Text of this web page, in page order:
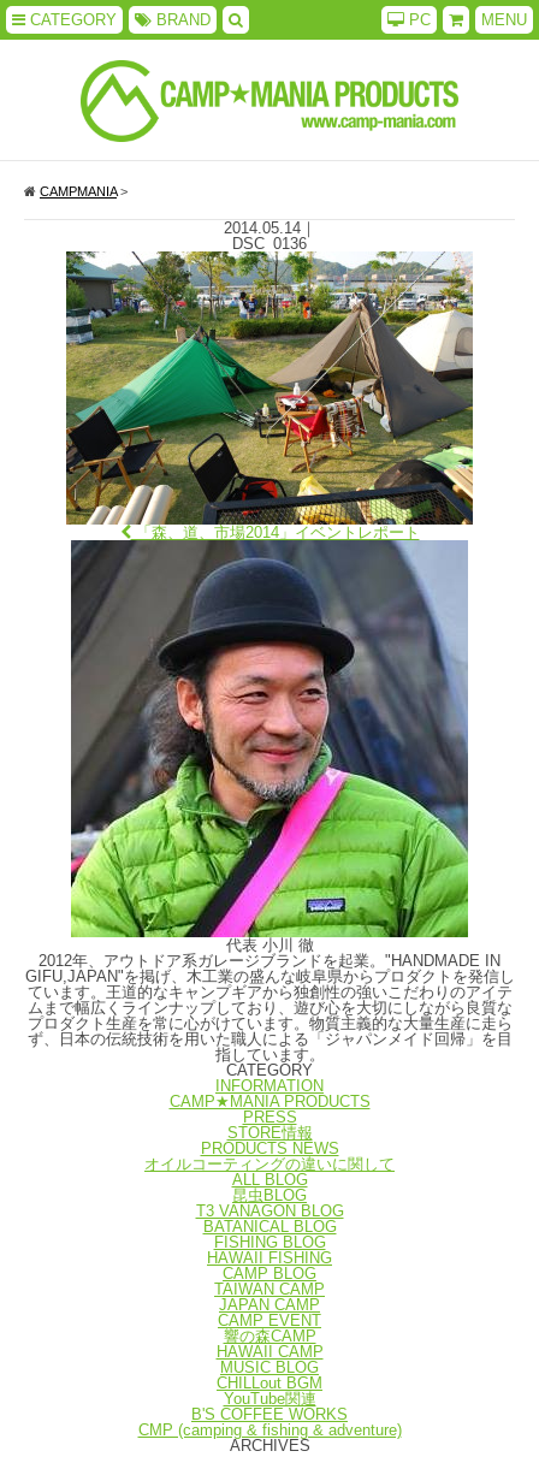
CATEGORY BRAND MENU
PC
CAMPMANIA>
2014.05.14｜
DSC_0136
「森、道、市場2014」イベントレポート
代表 小川 徹
2012年、アウトドア系ガレージブランドを起業。"HANDMADE IN
GIFU,JAPAN"を掲げ、木工業の盛んな岐阜県からプロダクトを発信し
ています。王道的なキャンプギアから独創性の強いこだわりのアイテ
ムまで幅広くラインナップしており、遊び心を大切にしながら良質な
プロダクト生産を常に心がけています。物質主義的な大量生産に走ら
ず、日本の伝統技術を用いた職人による「ジャパンメイド回帰」を目
指しています。
CATEGORY
INFORMATION
CAMP★MANIA PRODUCTS
PRESS
STORE情報
PRODUCTS NEWS
オイルコーティングの違いに関して
ALL BLOG
昆虫BLOG
T3 VANAGON BLOG
BATANICAL BLOG
FISHING BLOG
HAWAII FISHING
CAMP BLOG
TAIWAN CAMP
JAPAN CAMP
CAMP EVENT
響の森CAMP
HAWAII CAMP
MUSIC BLOG
CHILLout BGM
YouTube関連
B'S COFFEE WORKS
CMP (camping & fishing & adventure)
ARCHIVES